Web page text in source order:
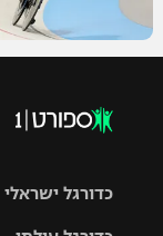
כדורגל ישראלי